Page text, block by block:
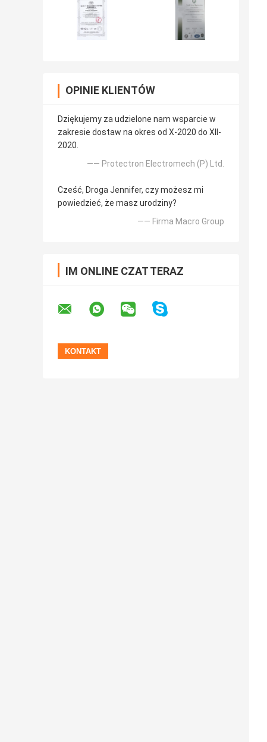
OPINIE KLIENTÓW
Dziękujemy za udzielone nam wsparcie w
zakresie dostaw na okres od X-2020 do XII-
2020.
—— Protectron Electromech (P) Ltd.
Cześć, Droga Jennifer, czy możesz mi
powiedzieć, że masz urodziny?
—— Firma Macro Group
IM ONLINE CZAT TERAZ